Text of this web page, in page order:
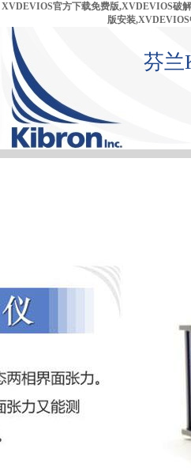
XVDEVIOS官方下载免费版,XVDEVIOS破
版安装
芬兰
首 页